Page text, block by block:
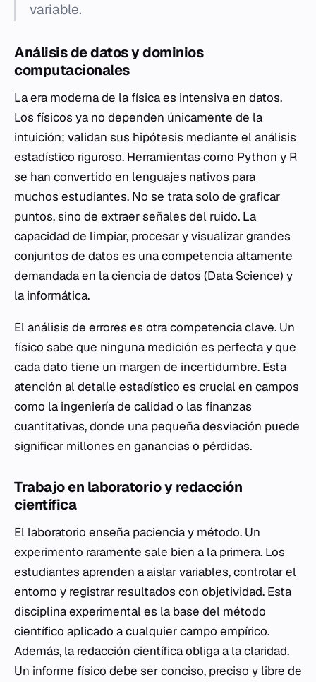
variable.
Análisis de datos y dominios
computacionales
La era moderna de la física es intensiva en datos.
Los físicos ya no dependen únicamente de la
intuición; validan sus hipótesis mediante el análisis
estadístico riguroso. Herramientas como Python y R
se han convertido en lenguajes nativos para
muchos estudiantes. No se trata solo de graficar
puntos, sino de extraer señales del ruido. La
capacidad de limpiar, procesar y visualizar grandes
conjuntos de datos es una competencia altamente
demandada en la ciencia de datos (Data Science) y
la informática.
El análisis de errores es otra competencia clave. Un
físico sabe que ninguna medición es perfecta y que
cada dato tiene un margen de incertidumbre. Esta
atención al detalle estadístico es crucial en campos
como la ingeniería de calidad o las finanzas
cuantitativas, donde una pequeña desviación puede
significar millones en ganancias o pérdidas.
Trabajo en laboratorio y redacción
científica
El laboratorio enseña paciencia y método. Un
experimento raramente sale bien a la primera. Los
estudiantes aprenden a aislar variables, controlar el
entorno y registrar resultados con objetividad. Esta
disciplina experimental es la base del método
científico aplicado a cualquier campo empírico.
Además, la redacción científica obliga a la claridad.
Un informe físico debe ser conciso, preciso y libre de